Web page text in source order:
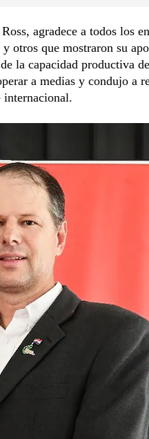
agradece a todos los
otros que mostraron su
la capacidad productiva
a medias y condujo a